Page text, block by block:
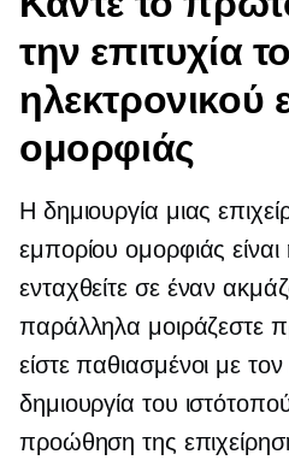
την επιτυχία
ηλεκτρονικού
ομορφιάς
Η δημιουργία μιας
εμπορίου ομορφιάς
ενταχθείτε σε έναν
παράλληλα μοιράζεστε
είστε παθιασμένοι με
δημιουργία του
προώθηση της